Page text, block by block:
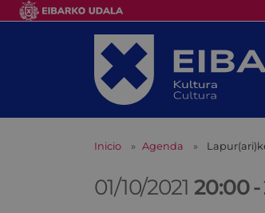
Inicio Agenda
01/10/2021 20:00-